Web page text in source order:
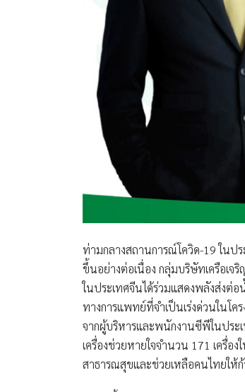
ท่ามกลางสถานการณ์โควิด-19 ในป
ขึ้นอย่างต่อเนื่อง กลุ่มบริษัทเครือเจ
ในประเทศจีนได้ร่วมแสดงพลังส่งต่
ทางการแพทย์ที่จำเป็นเร่งด่วนในโคร
จากผู้บริหารและพนักงานซีพีในปร
เครื่องช่วยหายใจจำนวน 171 เครื่
สาธารณสุขและช่วยเหลือคนไทยให้